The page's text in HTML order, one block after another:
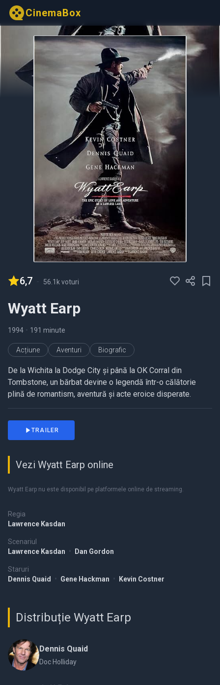
CinemaBox
6,7 - 56.1k voturi
Wyatt Earp
1994 • 191 minute
Acțiune Aventuri Biografic
De la Wichita la Dodge City și până la OK Corral din
Tombstone, un bărbat devine o legendă într-o călătorie
plină de romantism, aventură și acte eroice disperate.
Regia
Lawrence Kasdan
Scenariul
Lawrence Kasdan • Dan Gordon
Staruri
Dennis Quaid
• Gene Hackman • Kevin Costner
TRAILER
Vezi Wyatt Earp online
Wyatt Earp nu este disponibil pe platformele online de streaming.
Distribuție Wyatt Earp
Dennis Quaid
Doc Holliday